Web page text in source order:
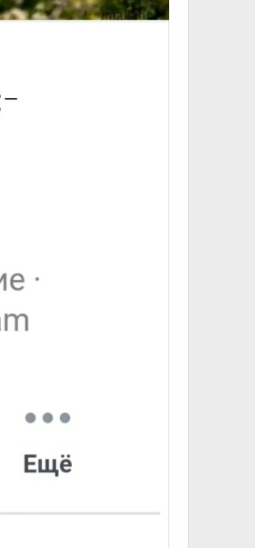
на трасi памп-треку.
складних дiлянок (з
колi - в межах 100м.